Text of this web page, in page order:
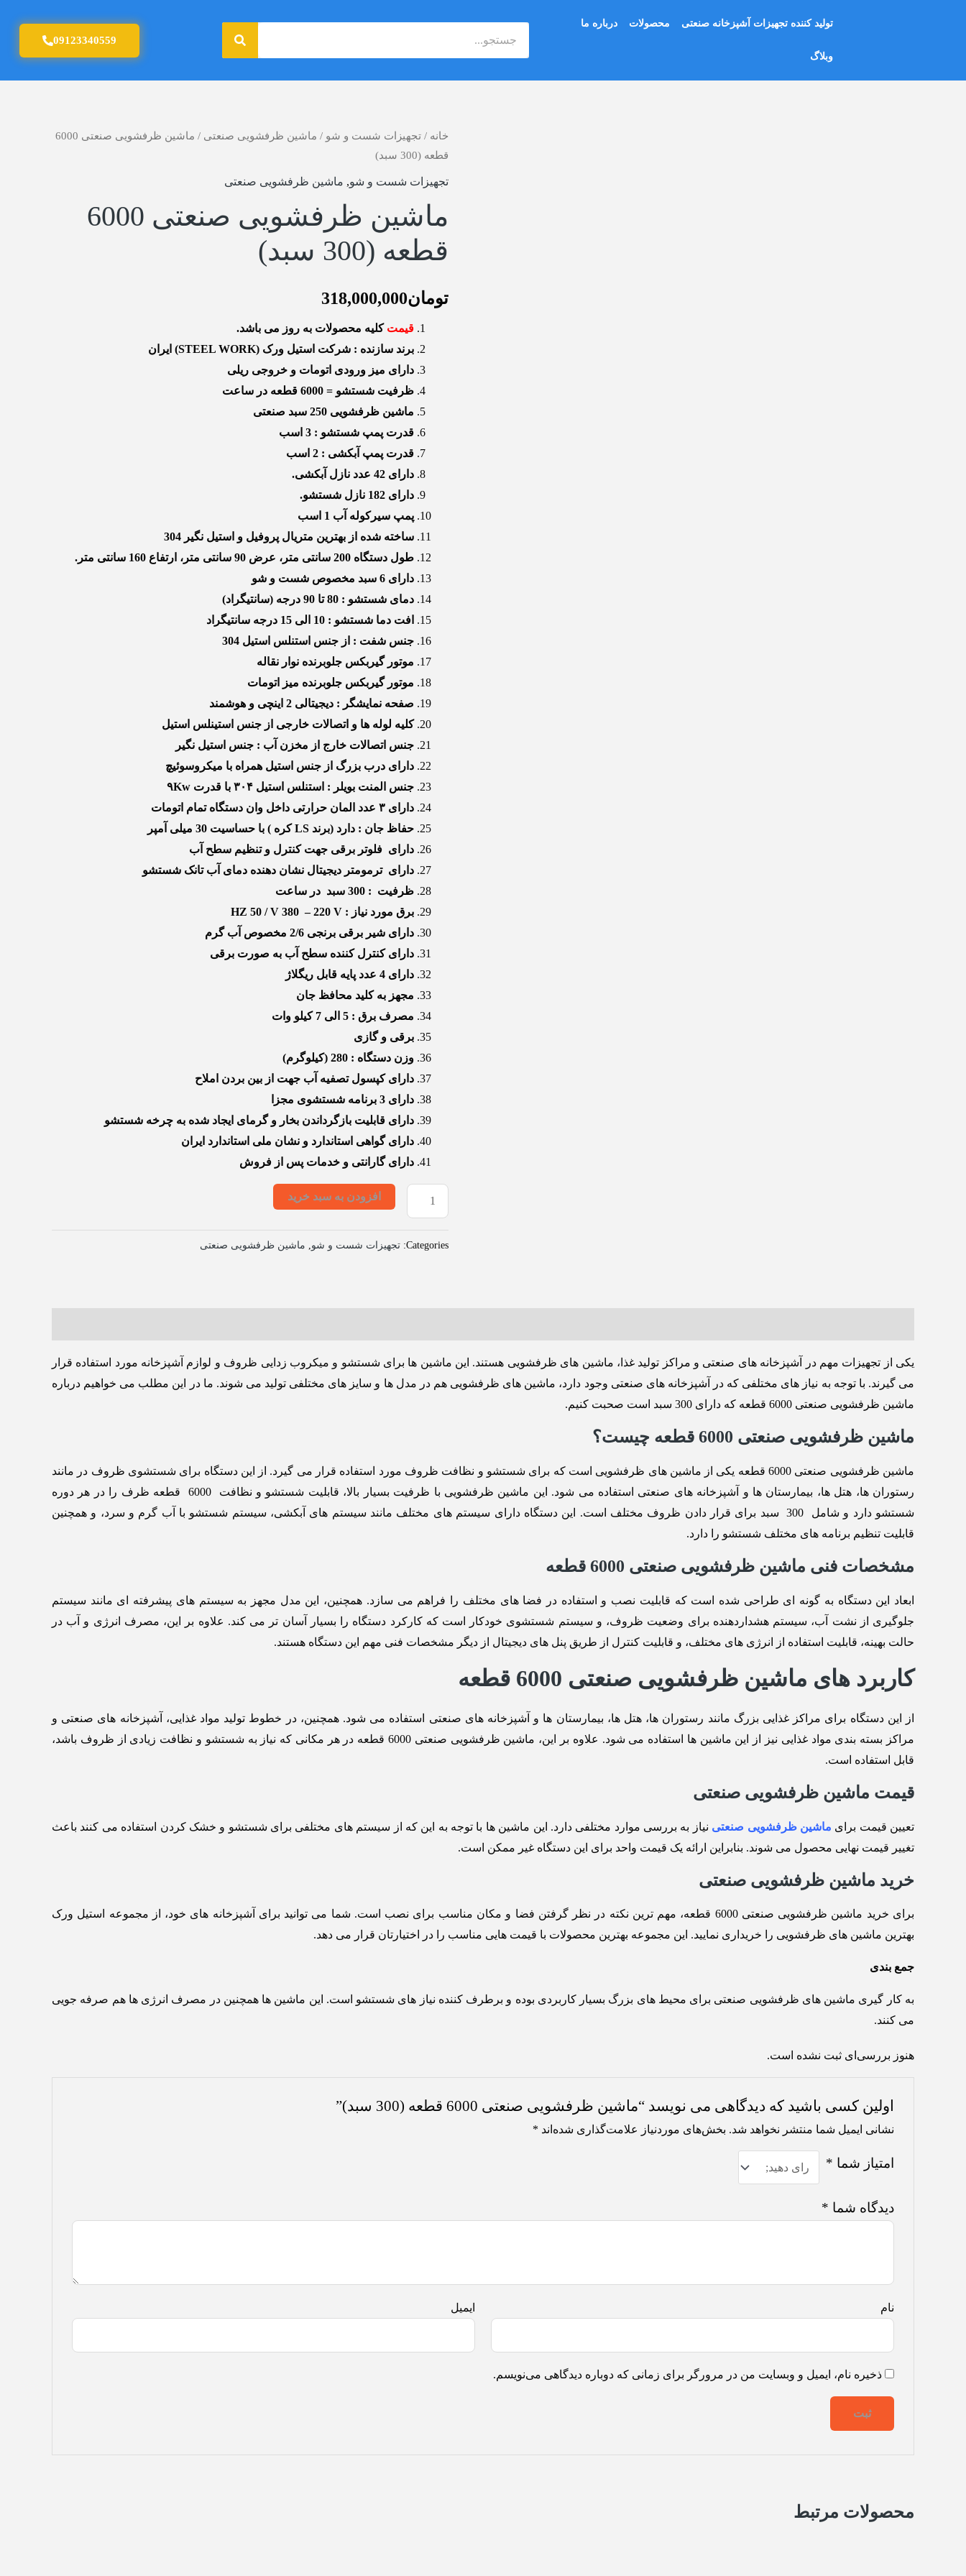
تولید کننده تجهیزات آشپزخانه صنعتی محصولات درباره ما
وبلاگ
جستجو
09123340559
خانه / تجهیزات شست و شو / ماشین ظرفشویی صنعتی
/ ماشین ظرفشویی صنعتی 6000
قطعه (300 سبد)
تجهیزات شست و شو, ماشین ظرفشویی صنعتی
ماشین ظرفشویی صنعتی 6000
قطعه (300 سبد)
تومان318,000,000
قیمت کلیه محصولات به روز می باشد.
برند سازنده : شرکت استیل ورک (STEEL WORK) ایران
دارای میز ورودی اتومات و خروجی ریلی
ظرفیت شستشو = 6000 قطعه در ساعت
ماشین ظرفشویی 250 سبد صنعتی
قدرت پمپ شستشو : 3 اسب
قدرت پمپ آبکشی : 2 اسب
دارای 42 عدد نازل آبکشی.
دارای 182 نازل شستشو.
پمپ سیرکوله آب 1 اسب
ساخته شده از بهترین متریال پروفیل و استیل نگیر 304
طول دستگاه 200 سانتی متر، عرض 90 سانتی متر، ارتفاع 160 سانتی متر.
دارای 6 سبد مخصوص شست و شو
دمای شستشو : 80 تا 90 درجه (سانتیگراد)
افت دما شستشو : 10 الی 15 درجه سانتیگراد
جنس شفت : از جنس استنلس استیل 304
موتور گیربکس جلوبرنده نوار نقاله
موتور گیربکس جلوبرنده میز اتومات
صفحه نمایشگر : دیجیتالی 2 اینچی و هوشمند
کلیه لوله ها و اتصالات خارجی از جنس استینلس استیل
جنس اتصالات خارج از مخزن آب : جنس استیل نگیر
دارای درب بزرگ از جنس استیل همراه با میکروسوئیچ
جنس المنت بویلر : استنلس استیل ۳۰۴ با قدرت ۹Kw
دارای ۳ عدد المان حرارتی داخل وان دستگاه تمام اتومات
حفاظ جان : دارد (برند LS کره ) با حساسیت 30 میلی آمپر
دارای فلوتر برقی جهت کنترل و تنظیم سطح آب
دارای ترمومتر دیجیتال نشان دهنده دمای آب تانک شستشو
ظرفیت : 300 سبد در ساعت
برق مورد نیاز : HZ 50 / V 380 – 220 V
دارای شیر برقی برنجی 2/6 مخصوص آب گرم
دارای کنترل کننده سطح آب به صورت برقی
دارای 4 عدد پایه قابل ریگلاژ
مجهز به کلید محافظ جان
مصرف برق : 5 الی 7 کیلو وات
برقی و گازی
وزن دستگاه : 280 (کیلوگرم)
دارای کپسول تصفیه آب جهت از بین بردن املاح
دارای 3 برنامه شستشوی مجزا
دارای قابلیت بازگرداندن بخار و گرمای ایجاد شده به چرخه شستشو
دارای گواهی استاندارد و نشان ملی استاندارد ایران
دارای گارانتی و خدمات پس از فروش
ماشین
ظرفشویی
صنعتی
قطعه
(300
سبد)
افزودن به سبد خرید
Categories: تجهیزات شست و شو ماشین ظرفشویی صنعتی
یکی از تجهیزات مهم در آشپزخانه های صنعتی و مراکز تولید غذا، ماشین های ظرفشویی هستند. این ماشین ها برای شستشو و میکروب زدایی ظروف و لوازم آشپزخانه مورد استفاده قرار
می گیرند. با توجه به نیاز های مختلفی که در آشپزخانه های صنعتی وجود دارد، ماشین های ظرفشویی هم در مدل ها و سایز های مختلفی تولید می شوند. ما در این مطلب می خواهیم درباره
ماشین ظرفشویی صنعتی 6000 قطعه که دارای 300 سبد است صحبت کنیم.
ماشین ظرفشویی صنعتی 6000 قطعه چیست؟
ماشین ظرفشویی صنعتی 6000 قطعه یکی از ماشین های ظرفشویی است که برای شستشو و نظافت ظروف مورد استفاده قرار می گیرد. از این دستگاه برای شستشوی ظروف در مانند
رستوران ‌ها، هتل ‌ها، بیمارستان ‌ها و آشپزخانه های صنعتی استفاده می شود. این ماشین ظرفشویی با ظرفیت بسیار بالا، قابلیت شستشو و نظافت 6000 قطعه ظرف را در هر دوره
شستشو دارد و شامل 300 سبد برای قرار دادن ظروف مختلف است. این دستگاه دارای سیستم ‌های مختلف مانند سیستم ‌های آبکشی، سیستم شستشو با آب گرم و سرد، و همچنین
قابلیت تنظیم برنامه‌ های مختلف شستشو را دارد.
مشخصات فنی ماشین ظرفشویی صنعتی 6000 قطعه
ابعاد این دستگاه به گونه ‌ای طراحی شده است که قابلیت نصب و استفاده در فضا های مختلف را فراهم می‌ سازد. همچنین، این مدل مجهز به سیستم ‌های پیشرفته ‌ای مانند سیستم
جلوگیری از نشت آب، سیستم هشداردهنده برای وضعیت ظروف، و سیستم شستشوی خودکار است که کارکرد دستگاه را بسیار آسان ‌تر می‌ کند. علاوه بر این، مصرف انرژی و آب در
حالت بهینه، قابلیت استفاده از انرژی ‌های مختلف، و قابلیت کنترل از طریق پنل ‌های دیجیتال از دیگر مشخصات فنی مهم این دستگاه هستند.
کاربرد های ماشین ظرفشویی صنعتی 6000 قطعه
از این دستگاه برای مراکز غذایی بزرگ مانند رستوران ‌ها، هتل ‌ها، بیمارستان‌ ها و آشپزخانه های صنعتی استفاده می شود. همچنین، در خطوط تولید مواد غذایی، آشپزخانه ‌های صنعتی و
مراکز بسته ‌بندی مواد غذایی نیز از این ماشین ‌ها استفاده می ‌شود. علاوه بر این، ماشین ظرفشویی صنعتی 6000 قطعه در هر مکانی که نیاز به شستشو و نظافت زیادی از ظروف باشد،
قابل استفاده است.
قیمت ماشین ظرفشویی صنعتی
تعیین قیمت برای ماشین ظرفشویی صنعتی نیاز به بررسی موارد مختلفی دارد. این ماشین ها با توجه به این که از سیستم های مختلفی برای شستشو و خشک کردن استفاده می کنند باعث
تغییر قیمت نهایی محصول می شوند. بنابراین ارائه یک قیمت واحد برای این دستگاه غیر ممکن است.
خرید ماشین ظرفشویی صنعتی
برای خرید ماشین ظرفشویی صنعتی 6000 قطعه، مهم ترین نکته در نظر گرفتن فضا و مکان مناسب برای نصب است. شما می توانید برای آشپزخانه های خود، از مجموعه استیل ورک
بهترین ماشین های ظرفشویی را خریداری نمایید. این مجموعه بهترین محصولات با قیمت هایی مناسب را در اختیارتان قرار می دهد.
جمع بندی
به کار گیری ماشین های ظرفشویی صنعتی برای محیط های بزرگ بسیار کاربردی بوده و برطرف کننده نیاز های شستشو است. این ماشین ها همچنین در مصرف انرژی ها هم صرفه جویی
می کنند.
هنوز بررسی‌ای ثبت نشده است.
اولین کسی باشید که دیدگاهی می نویسد “ماشین ظرفشویی صنعتی 6000 قطعه (300 سبد)”
نشانی ایمیل شما منتشر نخواهد شد. بخش‌های موردنیاز علامت‌گذاری شده‌اند *
امتیاز شما *
دیدگاه شما *
نام ایمیل
ذخیره نام، ایمیل و وبسایت من در مرورگر برای زمانی که دوباره دیدگاهی می‌نویسم.
محصولات مرتبط